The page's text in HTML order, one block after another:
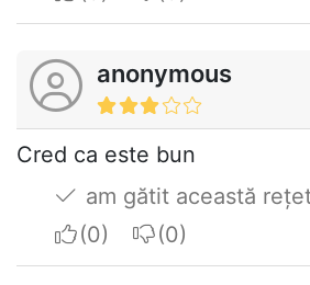
anonymous
Cred ca este bun
am gătit această
I apreciateI do not